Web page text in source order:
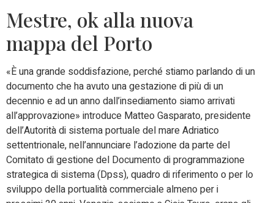
Mestre, ok alla nuova
mappa del Porto
«È una grande soddisfazione, perché stiamo parlando di un
documento che ha avuto una gestazione di più di un
decennio e ad un anno dall’insediamento siamo arrivati
all’approvazione» introduce Matteo Gasparato, presidente
dell’Autorità di sistema portuale del mare Adriatico
settentrionale, nell’annunciare l’adozione da parte del
Comitato di gestione del Documento di programmazione
strategica di sistema (Dpss), quadro di riferimento o per lo
sviluppo della portualità commerciale almeno per i